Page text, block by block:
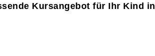
Kursangebot für Ihr Kind in